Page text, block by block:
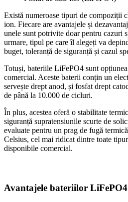
Există numeroase tipuri de compoziții
ion. Fiecare are avantajele și
unele sunt potrivite doar pentru cazuri
urmare, tipul pe care îl alegeți va
buget, toleranță de siguranță și cazul
Totuși, bateriile LiFePO4 sunt
comercial. Aceste baterii conțin un
servește drept anod, și fosfat drept
de până la 10.000 de cicluri.
În plus, acestea oferă o stabilitate
siguranță supratensiunile scurte de
evaluate pentru un prag de fugă
Celsius, cel mai ridicat dintre toate
disponibile comercial.
Avantajele bateriilor LiFePO4